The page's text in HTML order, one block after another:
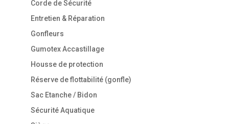
Corde de Sécurité
Entretien & Réparation
Gonfleurs
Gumotex Accastillage
Housse de protection
Réserve de flottabilité (gonfle)
Sac Etanche / Bidon
Sécurité Aquatique